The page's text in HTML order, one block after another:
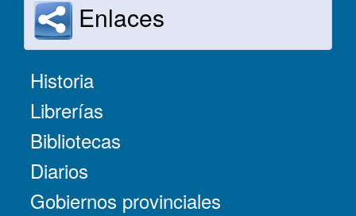
Enlaces
Historia
Librerías
Bibliotecas
Diarios
Gobiernos provinciales